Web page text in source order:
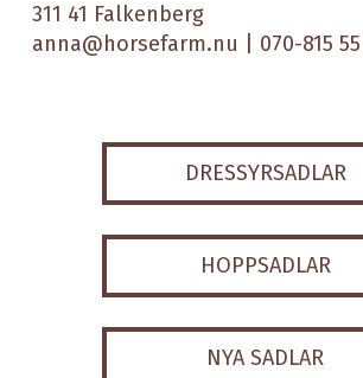
311 41 Falkenberg
anna@horsefarm.nu | 070-815
DRESSYRSADLAR
HOPPSADLAR
NYA SADLAR